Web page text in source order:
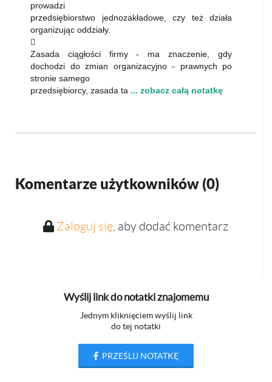
prowadzi
przedsiębiorstwo jednozakładowe, czy też działa
organizując oddziały.

Zasada ciągłości firmy - ma znaczenie, gdy
dochodzi do zmian organizacyjno - prawnych po
stronie samego
przedsiębiorcy, zasada ta ... zobacz całą notatkę
Komentarze użytkowników (0)
Zaloguj się, aby dodać komentarz
Wyślij link do notatki znajomemu
Jednym kliknięciem wyślij link
do tej notatki
PRZEŚLIJ NOTATKĘ